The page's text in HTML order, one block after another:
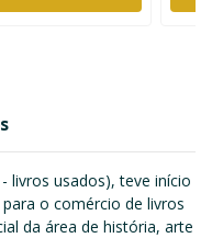
livros usados), teve início
o comércio de livros
da área de história, arte